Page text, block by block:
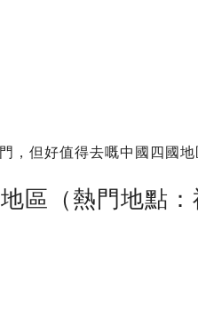
，但好值得去嘅中國四國
區（熱門地點：